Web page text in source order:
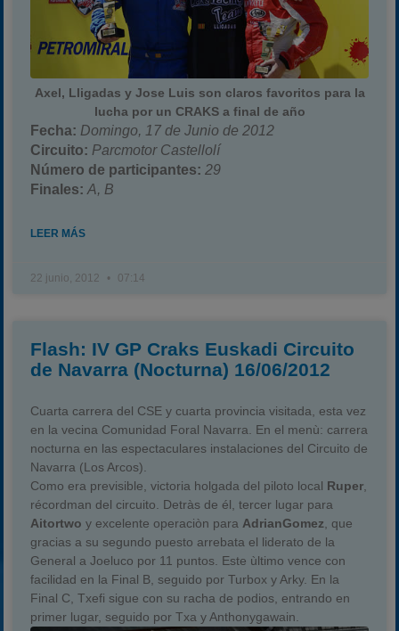
Axel, Lligadas y Jose Luis son claros favoritos para la
lucha por un CRAKS a final de año
Fecha: Domingo, 17 de Junio de 2012
Circuito: Parcmotor Castellolí
Número de participantes: 29
Finales: A, B
LEER MÁS
22 junio, 2012 07:14
Flash: IV GP Craks Euskadi Circuito
de Navarra (Nocturna) 16/06/2012
Cuarta carrera del CSE y cuarta provincia visitada, esta vez
en la vecina Comunidad Foral Navarra. En el menù: carrera
nocturna en las espectaculares instalaciones del Circuito de
Navarra (Los Arcos).
Como era previsible, victoria holgada del piloto local Ruper
récordman del circuito. Detràs de él, tercer lugar para
Aitortwo y excelente operaciòn para AdrianGomez , que
gracias a su segundo puesto arrebata el liderato de la
General a Joeluco por 11 puntos. Este ùltimo vence con
facilidad en la Final B, seguido por Turbox y Arky. En la
Final C, Txefi sigue con su racha de podios, entrando en
primer lugar, seguido por Txa y Anthonygawain.